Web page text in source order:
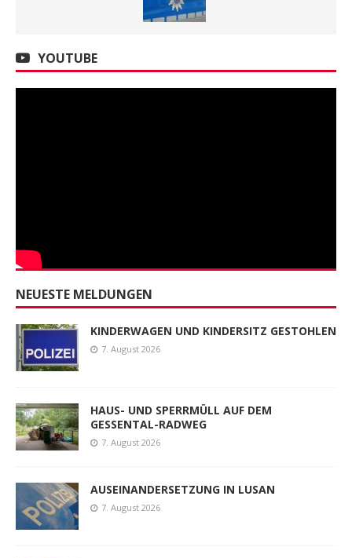
YOUTUBE
NEUESTE MELDUNGEN
KINDERWAGEN UND KINDERSITZ GESTOHLEN
7. August 2026
HAUS- UND SPERRMÜLL AUF DEM
GESSENTAL-RADWEG
7. August 2026
AUSEINANDERSETZUNG IN LUSAN
7. August 2026